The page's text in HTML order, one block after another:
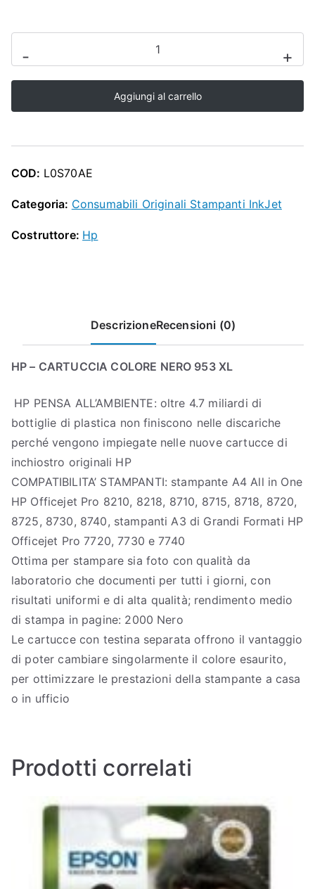
-
ORIGINALE
HP
+
Aggiungi al carrello
COD: L0S70AE
Categoria: Consumabili Originali Stampanti InkJet
Costruttore: Hp
DescrizioneRecensioni (0)
HP – CARTUCCIA COLORE NERO 953 XL
HP PENSA ALL’AMBIENTE: oltre 4.7 miliardi di
bottiglie di plastica non finiscono nelle discariche
perché vengono impiegate nelle nuove cartucce di
inchiostro originali HP
COMPATIBILITA’ STAMPANTI: stampante A4 All in One
HP Officejet Pro 8210, 8218, 8710, 8715, 8718, 8720,
8725, 8730, 8740, stampanti A3 di Grandi Formati HP
Officejet Pro 7720, 7730 e 7740
Ottima per stampare sia foto con qualità da
laboratorio che documenti per tutti i giorni, con
risultati uniformi e di alta qualità; rendimento medio
di stampa in pagine: 2000 Nero
Le cartucce con testina separata offrono il vantaggio
di poter cambiare singolarmente il colore esaurito,
per ottimizzare le prestazioni della stampante a casa
o in ufficio
Prodotti correlati